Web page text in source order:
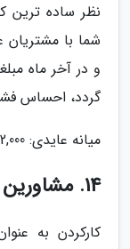
نظر ساده ترین
شما با مشتریان
و در آخر ماه
گردد، احساس
میانه عایدی: 32,000 دلار (22,678 پوند)
14. مشاورین بهداشت روان
کارکردن به